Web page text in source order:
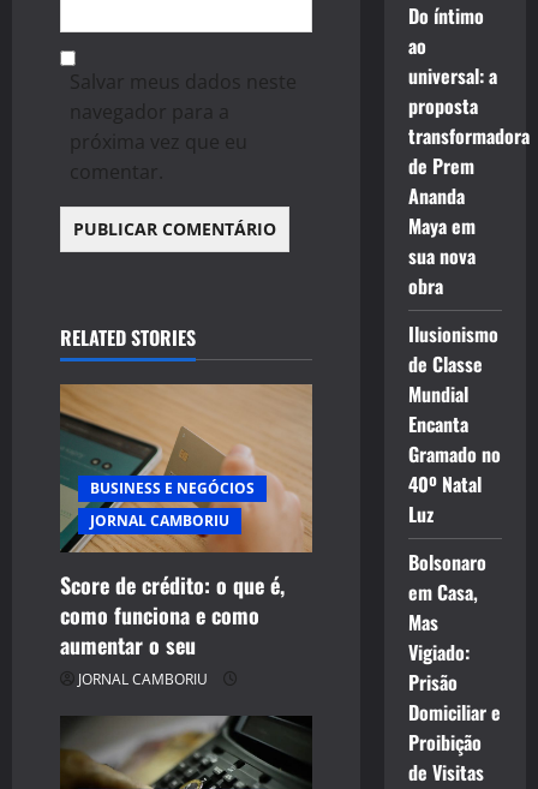
Salvar meus dados neste
navegador para a
próxima vez que eu
comentar.
RELATED STORIES
BUSINESS E NEGÓCIOS
JORNAL CAMBORIU
Score de crédito: o que é,
como funciona e como
aumentar o seu
JORNAL CAMBORIU
Do íntimo
ao
universal: a
proposta
transformadora
de Prem
Ananda
Maya em
sua nova
obra
Ilusionismo
de Classe
Mundial
Encanta
Gramado no
40º Natal
Luz
Bolsonaro
em Casa,
Mas
Vigiado:
Prisão
Domiciliar e
Proibição
de Visitas